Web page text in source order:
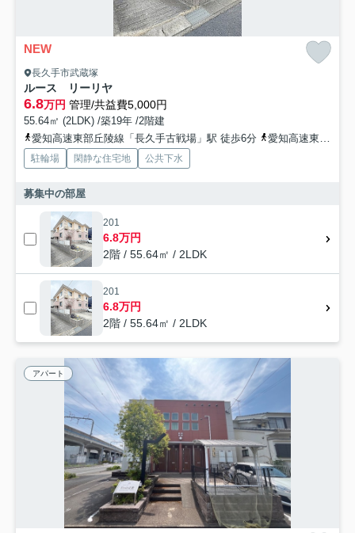
NEW
長久手市武蔵塚
ルース リーリヤ
6.8万円 管理/共益費5,000円
55.64㎡ (2LDK) /築19年 /2階建
愛知高速東部丘陵線「長久手古戦場」駅 徒歩6分
愛知高速東部丘陵線「杁ヶ池公園」駅 徒歩12分
駐輪場 閑静な住宅地 公共下水
募集中の部屋
201
6.8万円
2階 / 55.64㎡ / 2LDK
201
6.8万円
2階 / 55.64㎡ / 2LDK
アパート